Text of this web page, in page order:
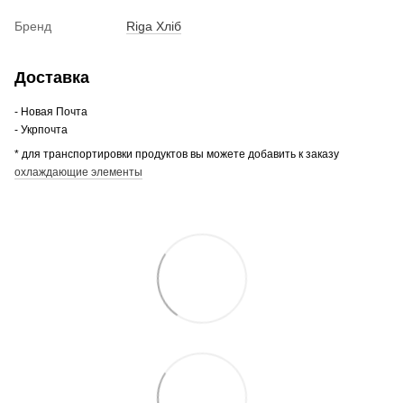
Бренд Riga Хліб
Доставка
- Новая Почта
- Укрпочта
* для транспортировки продуктов вы можете добавить к заказу
охлаждающие элементы